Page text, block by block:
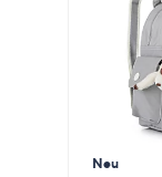
Neu